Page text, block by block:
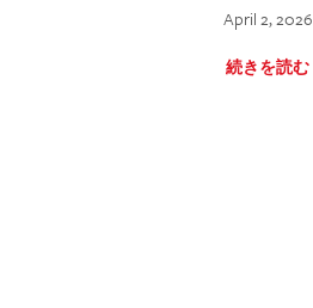
April 2, 2026
続きを読む